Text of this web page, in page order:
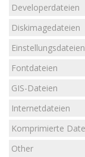
Developerdateien
Diskimagedateien
Einstellungsdateien
Fontdateien
GIS-Dateien
Internetdateien
Komprimierte
Other